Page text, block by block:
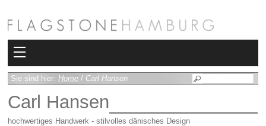
Kollektionen
Bad
Sie sind hier: Home / Carl Hansen
Carl Hansen
hochwertiges Handwerk - stilvolles dänisches Design